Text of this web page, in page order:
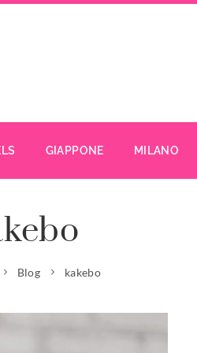
GIAPPONE MILANO
Blog kakebo